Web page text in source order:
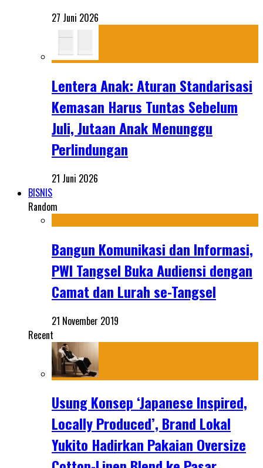
27 Juni 2026
Lentera Anak: Aturan Standarisasi
Kemasan Harus Tuntas Sebelum
Juli, Jutaan Anak Menunggu
Perlindungan
21 Juni 2026
BISNIS
Random
Bangun Komunikasi dan Informasi,
PWI Tangsel Buka Audiensi dengan
Camat dan Lurah se-Tangsel
21 November 2019
Recent
Usung Konsep ‘Japanese Inspired,
Locally Produced’, Brand Lokal
Yukito Hadirkan Pakaian Oversize